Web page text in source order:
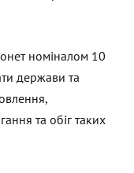
номіналом 10
держави та
та обіг таких